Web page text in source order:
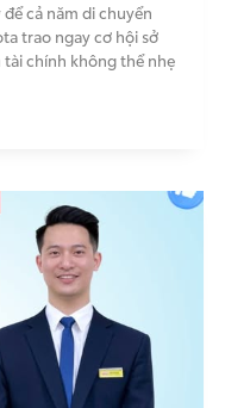
cả năm di chuyển
trao ngay cơ hội sở
tài chính không thể nhẹ